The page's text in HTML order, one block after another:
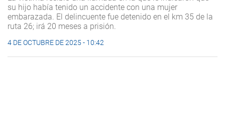
su hijo había tenido un accidente con una mujer
embarazada. El delincuente fue detenido en el km 35 de la
ruta 26; irá 20 meses a prisión.
4 DE OCTUBRE DE 2025 - 10:42